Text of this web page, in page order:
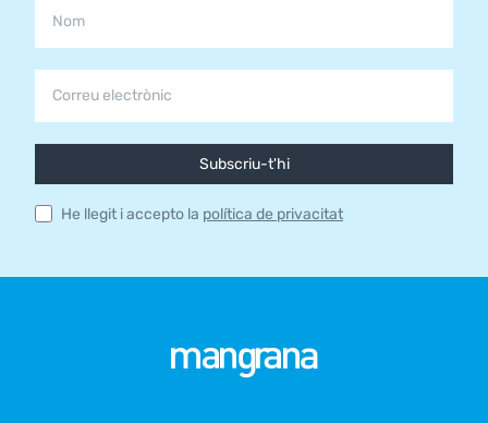
Subscriu-t'hi
He llegit i accepto la política de privacitat